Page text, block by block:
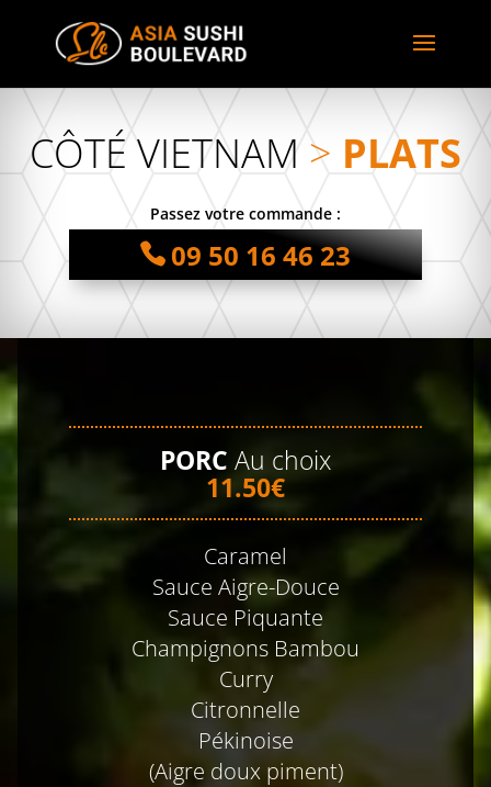
CÔTÉ VIETNAM> PLATS
Passez votre commande :
09 50 16 46 23
PORC Au choix
11.50€
Caramel
Sauce Aigre-Douce
Sauce Piquante
Champignons Bambou
Curry
Citronnelle
Pékinoise
(Aigre doux piment)